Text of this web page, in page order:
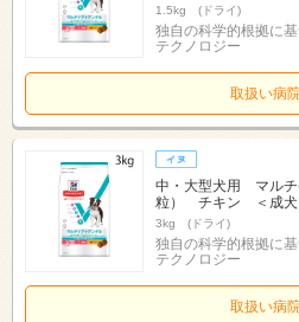
1.5kg (ドライ)
独自の科学的根拠に
テクノロジー
取扱い病
中・大型犬用 マルチ
粒） チキン ＜成犬
3kg (ドライ)
独自の科学的根拠に
テクノロジー
取扱い病